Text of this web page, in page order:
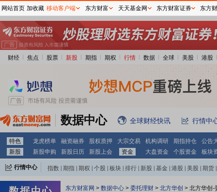
财经 焦点 股票 新股 期指 期权 行情 数据 全球 美股 港股
数据中心 全球财经快讯 行情中
特色 龙虎榜单 融资融券 股权质押 大宗交易 机构调研 期指持仓
公告
新股
新股申购 新股日历 新股上会 资金 大盘资金 个股资金 板块
行情中心 指数 期指 期权 个股 板块 排行 新股 基金 港股 美股 期货
东方财富网 > 数据中心 > 委托理财 > 北方华创 > 北方华创-
网站首页 加收藏 移动客户端 东方财富 天天基金网 东方财富证券 东方